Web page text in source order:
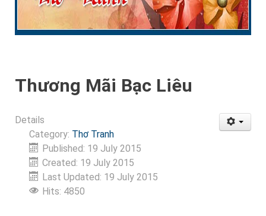
Thương Mãi Bạc Liêu
Details
Category: Thơ Tranh
Published: 19 July 2015
Created: 19 July 2015
Last Updated: 19 July 2015
Hits: 4850